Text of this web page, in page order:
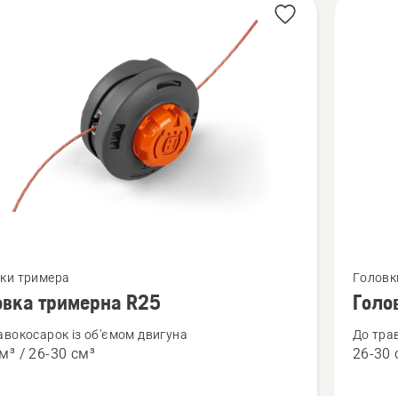
тримера
тримерна R25
із об'ємом двигуна
/ 26-30 см³
більше
деталей
проДо
26-30